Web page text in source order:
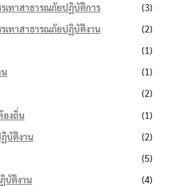
เทาสาธารณภัยปฏิบัติการ
(3)
เทาสาธารณภัยปฏิบัติงาน
(2)
(1)
(1)
(2)
องถิ่น
(1)
บัติงาน
(2)
(5)
บัติงาน
(4)